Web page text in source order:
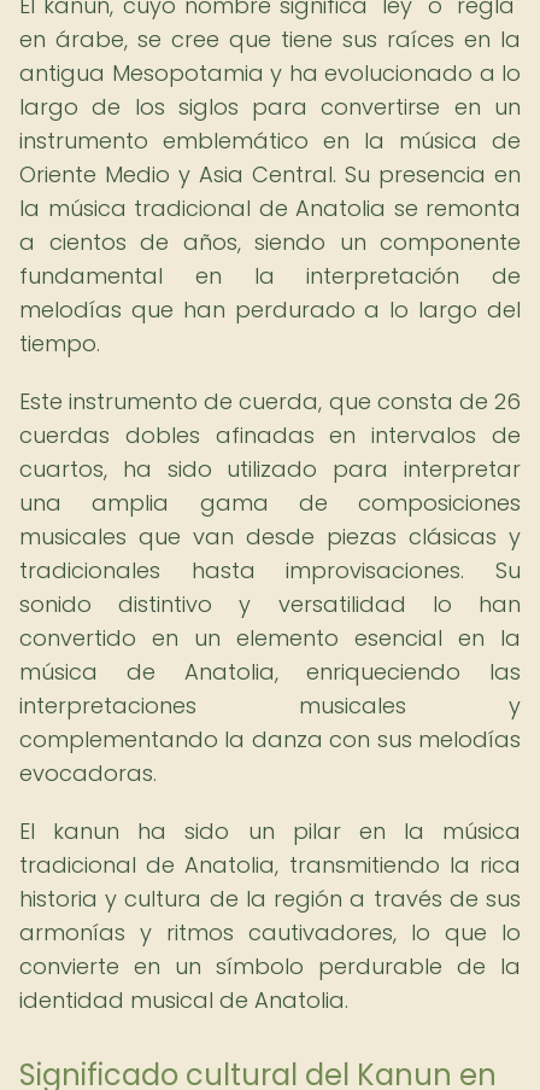
en árabe, se cree que tiene sus raíces en la
antigua Mesopotamia y ha evolucionado a lo
largo de los siglos para convertirse en un
instrumento emblemático en la música de
Oriente Medio y Asia Central. Su presencia en
la música tradicional de Anatolia se remonta
a cientos de años, siendo un componente
fundamental en la interpretación de
melodías que han perdurado a lo largo del
tiempo.
Este instrumento de cuerda, que consta de 26
cuerdas dobles afinadas en intervalos de
cuartos, ha sido utilizado para interpretar
una amplia gama de composiciones
musicales que van desde piezas clásicas y
tradicionales hasta improvisaciones. Su
sonido distintivo y versatilidad lo han
convertido en un elemento esencial en la
música de Anatolia, enriqueciendo las
interpretaciones musicales y
complementando la danza con sus melodías
evocadoras.
El kanun ha sido un pilar en la música
tradicional de Anatolia, transmitiendo la rica
historia y cultura de la región a través de sus
armonías y ritmos cautivadores, lo que lo
convierte en un símbolo perdurable de la
identidad musical de Anatolia.
Significado cultural del Kanun en